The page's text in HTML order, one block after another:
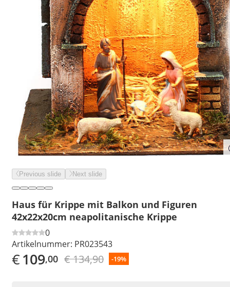
Previous slide Next slide
Haus für Krippe mit Balkon und Figuren
42x22x20cm neapolitanische Krippe
0
Artikelnummer: PR023543
€109,00 € 134,90 -19%